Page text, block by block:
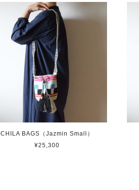
CHILA BAGS（Jazmin Small）
¥25,300